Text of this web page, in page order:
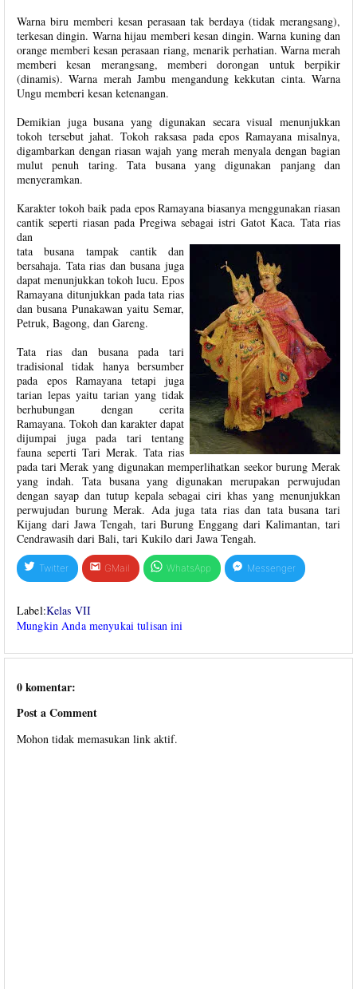
Warna biru memberi kesan perasaan tak berdaya (tidak merangsang),
terkesan dingin. Warna hijau memberi kesan dingin. Warna kuning dan
orange memberi kesan perasaan riang, menarik perhatian. Warna merah
memberi kesan merangsang, memberi dorongan untuk berpikir
(dinamis). Warna merah Jambu mengandung kekkutan cinta. Warna
Ungu memberi kesan ketenangan.
Demikian juga busana yang digunakan secara visual menunjukkan
tokoh tersebut jahat. Tokoh raksasa pada epos Ramayana misalnya,
digambarkan dengan riasan wajah yang merah menyala dengan bagian
mulut penuh taring. Tata busana yang digunakan panjang dan
menyeramkan.
Karakter tokoh baik pada epos Ramayana biasanya menggunakan riasan
cantik seperti riasan pada Pregiwa sebagai istri Gatot Kaca. Tata rias
dan
tata busana tampak cantik dan
bersahaja. Tata rias dan busana juga
dapat menunjukkan tokoh lucu. Epos
Ramayana ditunjukkan pada tata rias
dan busana Punakawan yaitu Semar,
Petruk, Bagong, dan Gareng.
Tata rias dan busana pada tari
tradisional tidak hanya bersumber
pada epos Ramayana tetapi juga
tarian lepas yaitu tarian yang tidak
berhubungan dengan cerita
Ramayana. Tokoh dan karakter dapat
dijumpai juga pada tari tentang
fauna seperti Tari Merak. Tata rias
pada tari Merak yang digunakan memperlihatkan seekor burung Merak
yang indah. Tata busana yang digunakan merupakan perwujudan
dengan sayap dan tutup kepala sebagai ciri khas yang menunjukkan
perwujudan burung Merak. Ada juga tata rias dan tata busana tari
Kijang dari Jawa Tengah, tari Burung Enggang dari Kalimantan, tari
Cendrawasih dari Bali, tari Kukilo dari Jawa Tengah.
Twitter GMail WhatsApp Messenger
Label:Kelas VII
Mungkin Anda menyukai tulisan ini
0 komentar:
Post a Comment
Mohon tidak memasukan link aktif.